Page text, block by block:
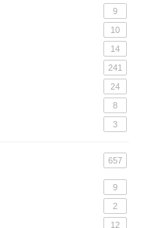
9
10
14
241
24
8
3
657
9
2
12